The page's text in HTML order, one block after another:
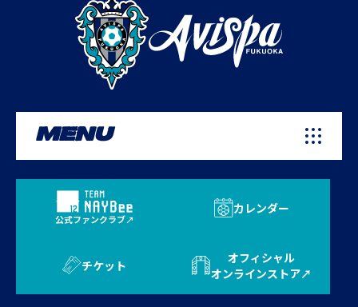
MENU
公式ファンクラブ
カレンダー
チケット
オフィシャル
オンラインストア